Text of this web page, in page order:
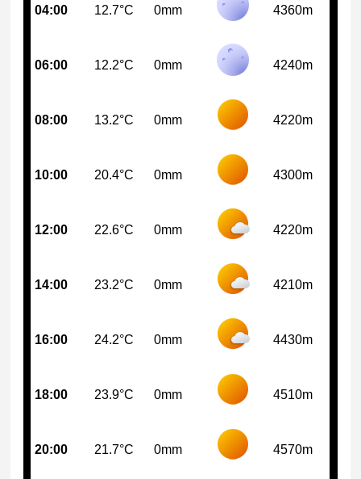
04:00 12.7°C 0mm 4360m
06:00 12.2°C 0mm 4240m
08:00 13.2°C 0mm 4220m
10:00 20.4°C 0mm 4300m
12:00 22.6°C 0mm 4220m
14:00 23.2°C 0mm 4210m
16:00 24.2°C 0mm 4430m
18:00 23.9°C 0mm 4510m
20:00 21.7°C 0mm 4570m